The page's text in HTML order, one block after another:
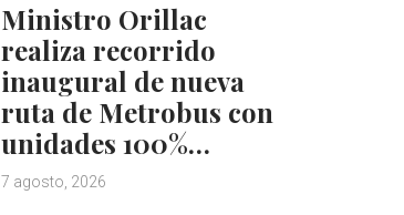
Ministro Orillac
realiza recorrido
inaugural de nueva
ruta de Metrobus con
unidades 100%…
7 agosto, 2026